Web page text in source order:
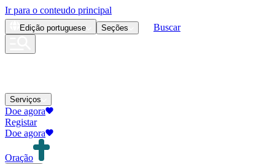
Ir para o conteudo principal
Edição portuguese Seções Buscar
Serviços
Doe agora
Registar
Doe agora
Oração